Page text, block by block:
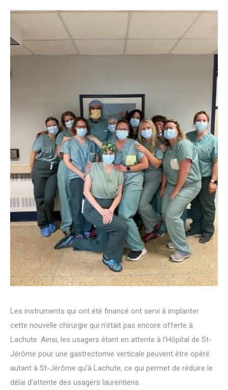
Les instruments qui ont été financé ont servi à implanter
cette nouvelle chirurgie qui n’était pas encore offerte à
Lachute. Ainsi, les usagers étant en attente à l’Hôpital de St-
Jérôme pour une gastrectomie verticale peuvent être opéré
autant à St-Jérôme qu’à Lachute, ce qui permet de réduire le
délai d’attente des usagers laurentiens.